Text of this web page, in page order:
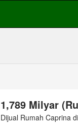
1,789 Milyar
Dijual Rumah Caprina